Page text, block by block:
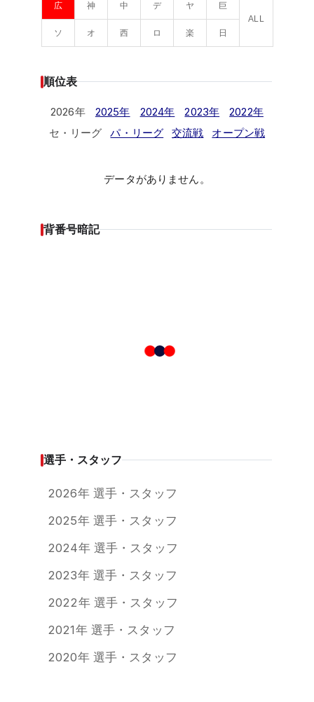
広 神 中 デ ヤ
巨
ALL
ソ
オ 西 ロ 楽 日
順位表
2026年 2025年 2024年 2023年
2022年
セ・リーグ
パ・リーグ 交流戦 オープン戦
データがありません。
背番号暗記
選手・スタッフ
2026年 選手・スタッフ
2025年 選手・スタッフ
2024年 選手・スタッフ
2023年 選手・スタッフ
2022年 選手・スタッフ
2021年 選手・スタッフ
2020年 選手・スタッフ